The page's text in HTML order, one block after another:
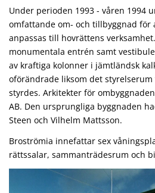
Under perioden 1993 - våren 1994
omfattande om- och tillbyggnad för
anpassas till hovrättens
monumentala entrén samt
av kraftiga kolonner i jämtländsk
oförändrade liksom det
styrdes. Arkitekter för
AB. Den ursprungliga byggnaden
Steen och Vilhelm Mattsson.
Broströmia innefattar sex
rättssalar, sammanträdesrum och